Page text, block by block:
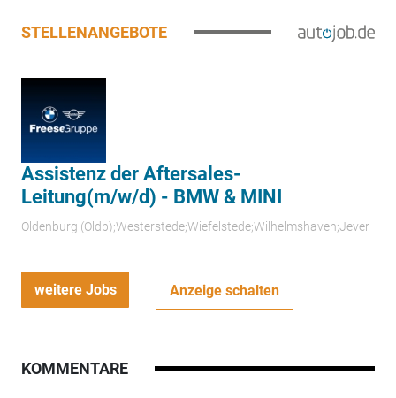
STELLENANGEBOTE
Assistenz der Aftersales-
Leitung(m/w/d) - BMW & MINI
Oldenburg (Oldb);Westerstede;Wiefelstede;Wilhelmshaven;Jever
weitere Jobs Anzeige schalten
KOMMENTARE